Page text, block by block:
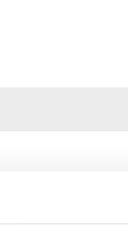
är av anodoxiderad alumi